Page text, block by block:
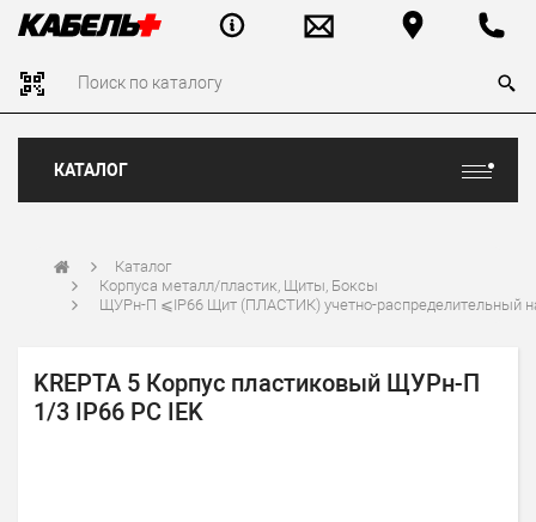
КАТАЛОГ
Каталог
Корпуса металл/пластик, Щиты, Боксы
ЩУРн-П ⩽IP66 Щит (ПЛАСТИК) учетно-распределительный
KREPTA 5 Корпус пластиковый ЩУРн-П
1/3 IP66 PC IEK